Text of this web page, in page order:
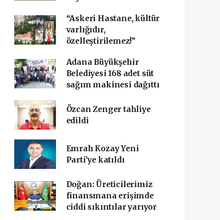
“Askeri Hastane, kültür
varlığıdır,
özelleştirilemez!”
Adana Büyükşehir
Belediyesi 168 adet süt
sağım makinesi dağıttı
Özcan Zenger tahliye
edildi
Emrah Kozay Yeni
Parti’ye katıldı
Doğan: Üreticilerimiz
finansmana erişimde
ciddi sıkıntılar yarıyor